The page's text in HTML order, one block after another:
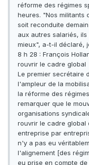
réforme des régimes
heures. "Nos militants
soit reconduite
aux autres salariés,
mieux", a-t-il déclaré,
8 h 28 : François
rouvrir le cadre global
Le premier secrétaire
l'ampleur de la
la réforme des
remarquer que le
organisations
rouvrir le cadre global
entreprise par
n'y a pas eu
l'alignement [des
eu prise en compte